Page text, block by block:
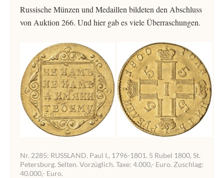
Russische Münzen und Medaillen bildeten den Abschluss
von Auktion 266. Und hier gab es viele Überraschungen.
Nr. 2285: RUSSLAND. Paul I., 1796-1801. 5 Rubel 1800, St.
Petersburg. Selten. Vorzüglich. Taxe: 4.000,- Euro. Zuschlag:
40.000,- Euro.